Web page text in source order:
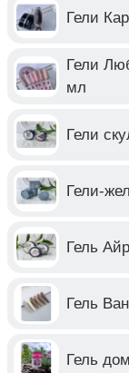
Гели
Гели
мл
Гели
Гели-
Гель
Гель
Гель